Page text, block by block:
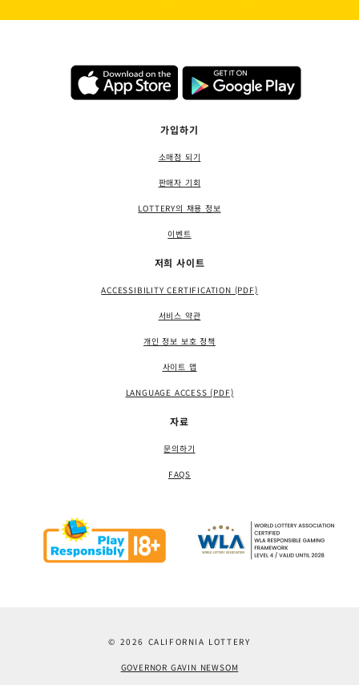
가입하기
소매점 되기
판매자 기회
LOTTERY의 채용 정보
이벤트
저희 사이트
ACCESSIBILITY CERTIFICATION (PDF)
서비스 약관
개인 정보 보호 정책
사이트 맵
LANGUAGE ACCESS (PDF)
자료
문의하기
FAQS
© 2026 CALIFORNIA LOTTERY
GOVERNOR GAVIN NEWSOM